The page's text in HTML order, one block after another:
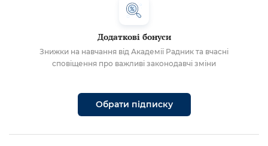
Додаткові бонуси
Знижки на навчання від Академії Радник та вчасні
сповіщення про важливі законодавчі зміни
Обрати підписку